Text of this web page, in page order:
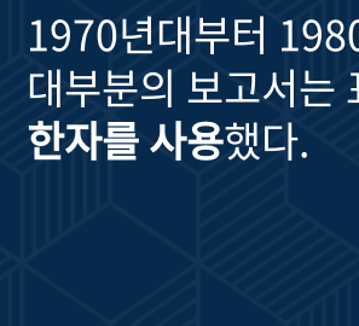
1970년대부터
대부분의 보고서는
한자를 사용했다.